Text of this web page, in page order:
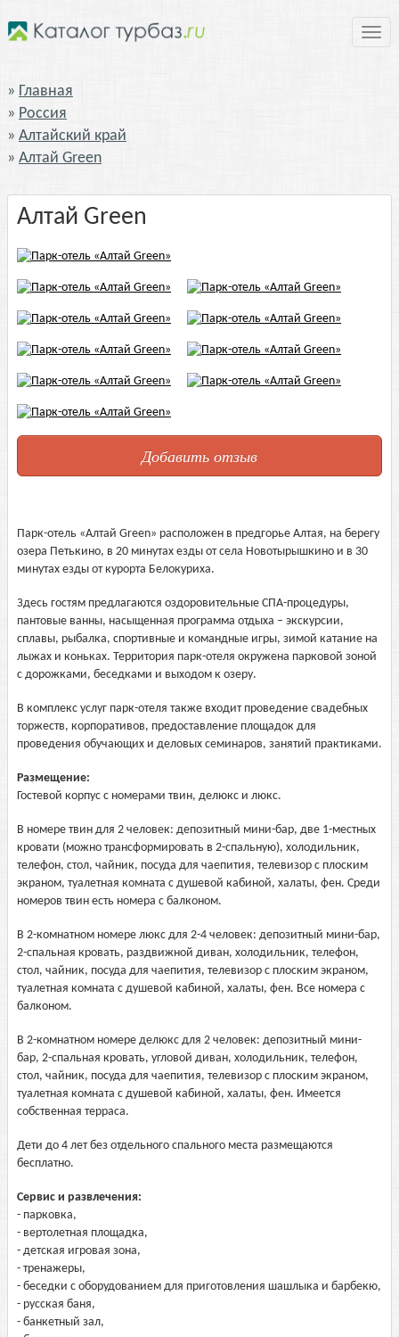
Главная
Россия
Алтайский край
Алтай Green
Алтай Green
Добавить отзыв
Парк-отель «Алтай Green» расположен в предгорье Алтая, на берегу
озера Петькино, в 20 минутах езды от села Новотырышкино и в 30
минутах езды от курорта Белокуриха.
Здесь гостям предлагаются оздоровительные СПА-процедуры,
пантовые ванны, насыщенная программа отдыха – экскурсии,
сплавы, рыбалка, спортивные и командные игры, зимой катание на
лыжах и коньках. Территория парк-отеля окружена парковой зоной
с дорожками, беседками и выходом к озеру.
В комплекс услуг парк-отеля также входит проведение свадебных
торжеств, корпоративов, предоставление площадок для
проведения обучающих и деловых семинаров, занятий практиками.
Размещение:
Гостевой корпус с номерами твин, делюкс и люкс.
В номере твин для 2 человек: депозитный мини-бар, две 1-местных
кровати (можно трансформировать в 2-спальную), холодильник,
телефон, стол, чайник, посуда для чаепития, телевизор с плоским
экраном, туалетная комната с душевой кабиной, халаты, фен. Среди
номеров твин есть номера с балконом.
В 2-комнатном номере люкс для 2-4 человек: депозитный мини-бар,
2-спальная кровать, раздвижной диван, холодильник, телефон,
стол, чайник, посуда для чаепития, телевизор с плоским экраном,
туалетная комната с душевой кабиной, халаты, фен. Все номера с
балконом.
В 2-комнатном номере делюкс для 2 человек: депозитный мини-
бар, 2-спальная кровать, угловой диван, холодильник, телефон,
стол, чайник, посуда для чаепития, телевизор с плоским экраном,
туалетная комната с душевой кабиной, халаты, фен. Имеется
собственная терраса.
Дети до 4 лет без отдельного спального места размещаются
бесплатно.
Сервис и развлечения:
- парковка,
- вертолетная площадка,
- детская игровая зона,
- тренажеры,
- беседки с оборудованием для приготовления шашлыка и барбекю,
- русская баня,
- банкетный зал,